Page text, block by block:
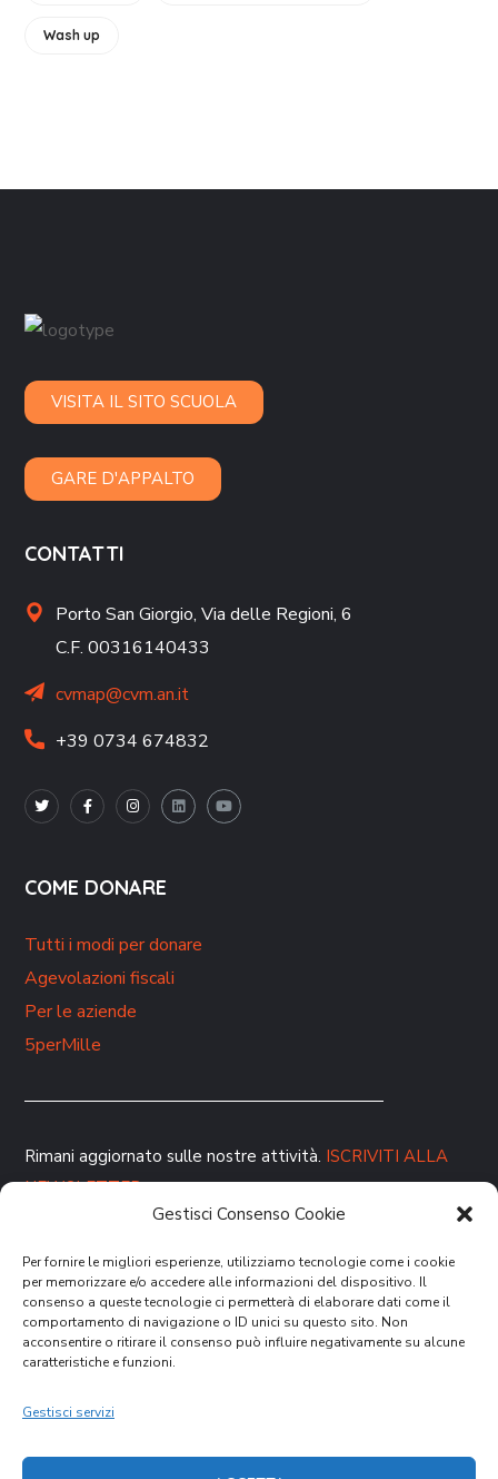
Gestisci Consenso Cookie
Per fornire le migliori esperienze, utilizziamo tecnologie come i cookie
per memorizzare e/o accedere alle informazioni del dispositivo. Il
consenso a queste tecnologie ci permetterà di elaborare dati come il
comportamento di navigazione o ID unici su questo sito. Non
acconsentire o ritirare il consenso può influire negativamente su alcune
caratteristiche e funzioni.
Gestisci servizi
Wash up
VISITA IL SITO SCUOLA
GARE D'APPALTO
CONTATTI
Porto San Giorgio,Via delle Regioni, 6
C.F. 00316140433
cvmap@cvm.an.it
+39 0734 674832
COME DONARE
Tutti i modi per donare
Agevolazioni fiscali
Per le aziende
5perMille
Rimani aggiornato sulle nostre attività. ISCRIVITI ALLA
NEWSLETTER